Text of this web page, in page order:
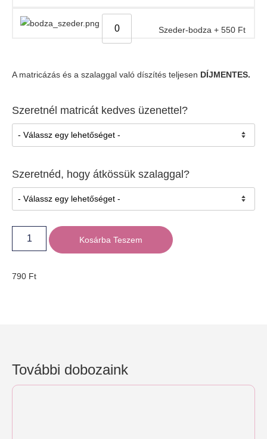
Szeder-bodza + 550 Ft
A matricázás és a szalaggal való díszítés teljesen DÍJMENTES.
Szeretnél matricát kedves üzenettel?
Szeretnéd, hogy átkössük szalaggal?
Kosárba Teszem
790 Ft
További dobozaink